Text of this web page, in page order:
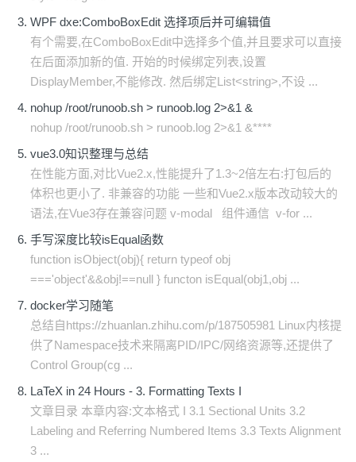
WPF dxe:ComboBoxEdit 选择项后并可编辑值
有个需要,在ComboBoxEdit中选择多个值,并且要求可以直接
在后面添加新的值. 开始的时候绑定列表,设置
DisplayMember,不能修改. 然后绑定List<string>,不设 ...
nohup /root/runoob.sh > runoob.log 2>&1 &
nohup /root/runoob.sh > runoob.log 2>&1 &****
vue3.0知识整理与总结
在性能方面,对比Vue2.x,性能提升了1.3~2倍左右:打包后的
体积也更小了. 非兼容的功能 一些和Vue2.x版本改动较大的
语法,在Vue3存在兼容问题 v-modal 组件通信 v-for ...
手写深度比较isEqual函数
function isObject(obj){ return typeof obj
==='object'&&obj!==null } functon isEqual(obj1,obj ...
docker学习随笔
总结自https://zhuanlan.zhihu.com/p/187505981 Linux内核提
供了Namespace技术来隔离PID/IPC/网络资源等,还提供了
Control Group(cg ...
LaTeX in 24 Hours - 3. Formatting Texts I
文章目录 本章内容:文本格式 I 3.1 Sectional Units 3.2
Labeling and Referring Numbered Items 3.3 Texts Alignment
3 ...